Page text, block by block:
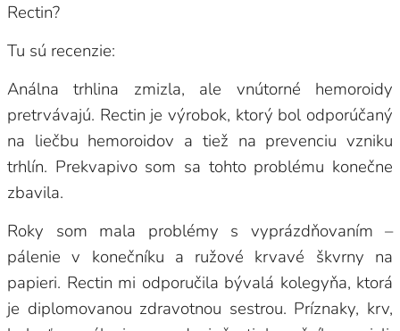
Rectin?
Tu sú recenzie:
Análna trhlina zmizla, ale vnútorné hemoroidy
pretrvávajú. Rectin je výrobok, ktorý bol odporúčaný
na liečbu hemoroidov a tiež na prevenciu vzniku
trhlín. Prekvapivo som sa tohto problému konečne
zbavila.
Roky som mala problémy s vyprázdňovaním –
pálenie v konečníku a ružové krvavé škvrny na
papieri. Rectin mi odporučila bývalá kolegyňa, ktorá
je diplomovanou zdravotnou sestrou. Príznaky, krv,